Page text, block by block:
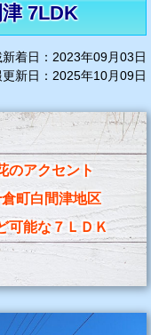
7LDK
新着日：2023年09月03日
更新日：2025年10月09日
のアクセント
町白間津地区
可能な７ＬＤＫ